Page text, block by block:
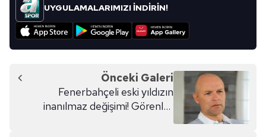
UYGULAMALARIMIZI İNDİRİN!
Önceki Galeri
Fenerbahçeli eski yıldızın
inanılmaz değişimi! Görenler